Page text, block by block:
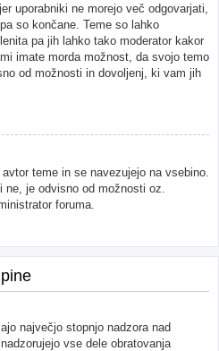
uporabniki ne morejo več odgovarjati,
so končane. Teme so lahko
pa jih lahko tako moderator kakor
imate morda možnost, da svojo temo
od možnosti in dovoljenj, ki vam jih
teme in se navezujejo na vsebino.
je odvisno od možnosti oz.
foruma.
največjo stopnjo nadzora nad
vse dele obratovanja